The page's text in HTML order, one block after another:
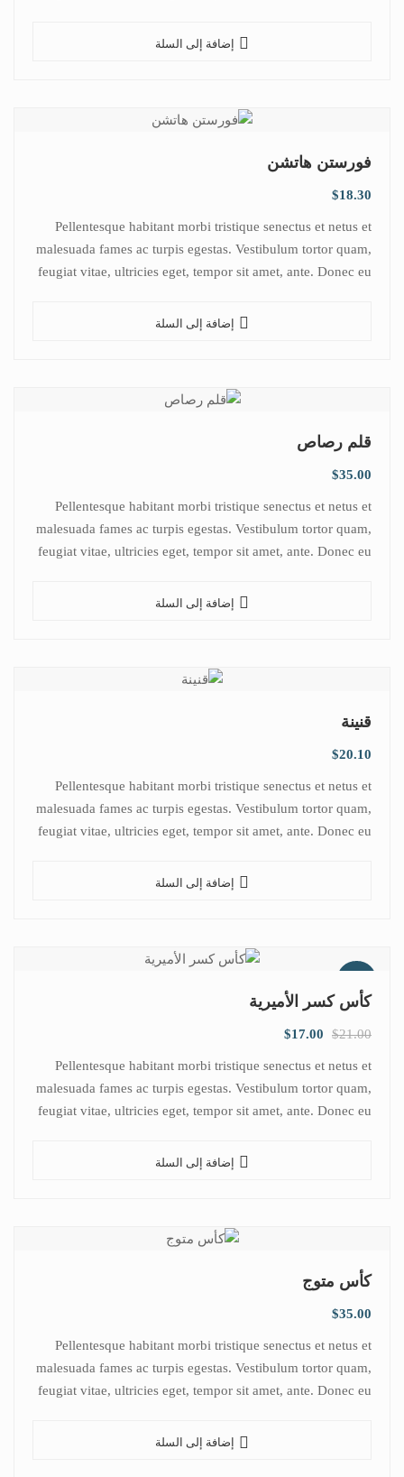
إضافة إلى السلة
فورستن هاتشن
$18.30
Pellentesque habitant morbi tristique senectus et netus et
malesuada fames ac turpis egestas. Vestibulum tortor quam,
feugiat vitae, ultricies eget, tempor sit amet, ante. Donec eu
إضافة إلى السلة
قلم رصاص
$35.00
Pellentesque habitant morbi tristique senectus et netus et
malesuada fames ac turpis egestas. Vestibulum tortor quam,
feugiat vitae, ultricies eget, tempor sit amet, ante. Donec eu
إضافة إلى السلة
قنينة
$20.10
Pellentesque habitant morbi tristique senectus et netus et
malesuada fames ac turpis egestas. Vestibulum tortor quam,
feugiat vitae, ultricies eget, tempor sit amet, ante. Donec eu
إضافة إلى السلة
كأس كسر الأميرية
$21.00
$17.00
Pellentesque habitant morbi tristique senectus et netus et
malesuada fames ac turpis egestas. Vestibulum tortor quam,
feugiat vitae, ultricies eget, tempor sit amet, ante. Donec eu
إضافة إلى السلة
كأس متوج
$35.00
Pellentesque habitant morbi tristique senectus et netus et
malesuada fames ac turpis egestas. Vestibulum tortor quam,
feugiat vitae, ultricies eget, tempor sit amet, ante. Donec eu
إضافة إلى السلة